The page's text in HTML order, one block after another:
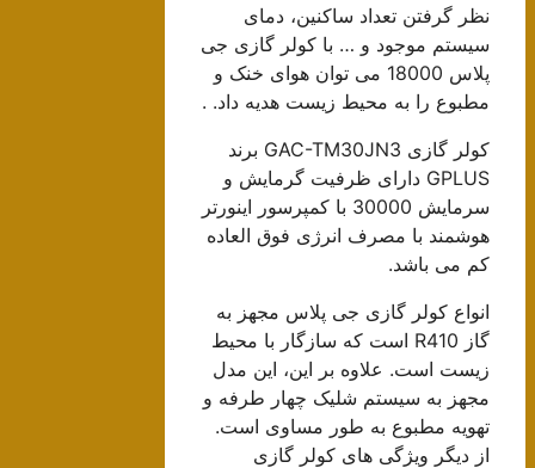
نظر گرفتن تعداد ساکنین، دمای
سیستم موجود و … با کولر گازی جی
پلاس 18000 می توان هوای خنک و
مطبوع را به محیط زیست هدیه داد. .
کولر گازی GAC-TM30JN3 برند
GPLUS دارای ظرفیت گرمایش و
سرمایش 30000 با کمپرسور اینورتر
هوشمند با مصرف انرژی فوق العاده
کم می باشد.
انواع کولر گازی جی پلاس مجهز به
گاز R410 است که سازگار با محیط
زیست است. علاوه بر این، این مدل
مجهز به سیستم شلیک چهار طرفه و
تهویه مطبوع به طور مساوی است.
از دیگر ویژگی های کولر گازی